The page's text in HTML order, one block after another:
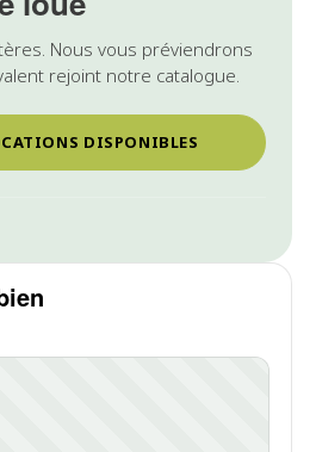
Nous vous préviendrons
rejoint notre catalogue.
DISPONIBLES